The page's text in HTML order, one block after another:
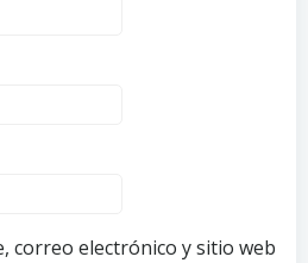
correo electrónico y sitio web